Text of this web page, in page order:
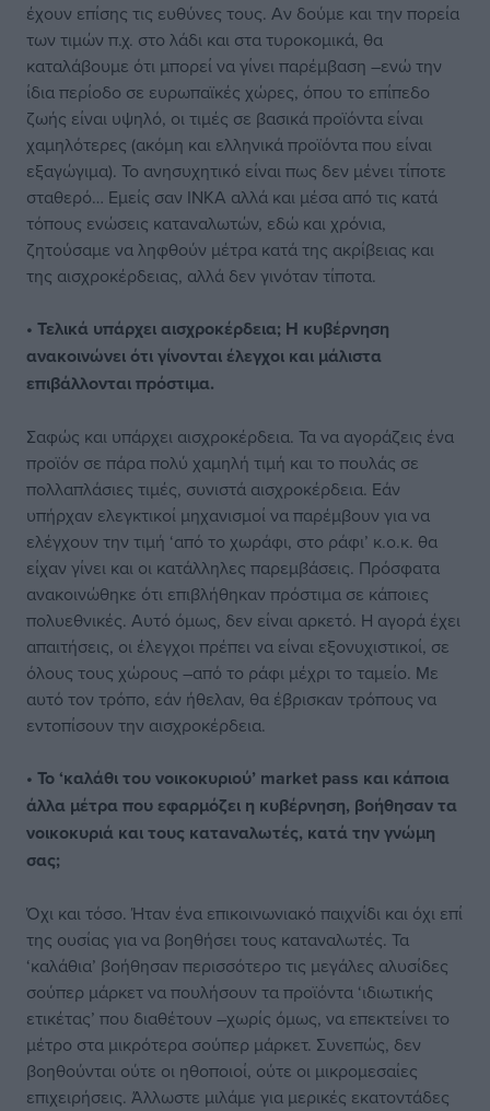
έχουν επίσης τις ευθύνες τους. Αν δούμε και την πορεία
των τιμών π.χ. στο λάδι και στα τυροκομικά, θα
καταλάβουμε ότι μπορεί να γίνει παρέμβαση –ενώ την
ίδια περίοδο σε ευρωπαϊκές χώρες, όπου το επίπεδο
ζωής είναι υψηλό, οι τιμές σε βασικά προϊόντα είναι
χαμηλότερες (ακόμη και ελληνικά προϊόντα που είναι
εξαγώγιμα). Το ανησυχητικό είναι πως δεν μένει τίποτε
σταθερό… Εμείς σαν ΙΝΚΑ αλλά και μέσα από τις κατά
τόπους ενώσεις καταναλωτών, εδώ και χρόνια,
ζητούσαμε να ληφθούν μέτρα κατά της ακρίβειας και
της αισχροκέρδειας, αλλά δεν γινόταν τίποτα.
• Τελικά υπάρχει αισχροκέρδεια; Η κυβέρνηση
ανακοινώνει ότι γίνονται έλεγχοι και μάλιστα
επιβάλλονται πρόστιμα.
Σαφώς και υπάρχει αισχροκέρδεια. Τα να αγοράζεις ένα
προϊόν σε πάρα πολύ χαμηλή τιμή και το πουλάς σε
πολλαπλάσιες τιμές, συνιστά αισχροκέρδεια. Εάν
υπήρχαν ελεγκτικοί μηχανισμοί να παρέμβουν για να
ελέγχουν την τιμή ‘από το χωράφι, στο ράφι’ κ.ο.κ. θα
είχαν γίνει και οι κατάλληλες παρεμβάσεις. Πρόσφατα
ανακοινώθηκε ότι επιβλήθηκαν πρόστιμα σε κάποιες
πολυεθνικές. Αυτό όμως, δεν είναι αρκετό. Η αγορά έχει
απαιτήσεις, οι έλεγχοι πρέπει να είναι εξονυχιστικοί, σε
όλους τους χώρους –από το ράφι μέχρι το ταμείο. Με
αυτό τον τρόπο, εάν ήθελαν, θα έβρισκαν τρόπους να
εντοπίσουν την αισχροκέρδεια.
• Το ‘καλάθι του νοικοκυριού’ market pass και κάποια
άλλα μέτρα που εφαρμόζει η κυβέρνηση, βοήθησαν τα
νοικοκυριά και τους καταναλωτές, κατά την γνώμη
σας;
Όχι και τόσο. Ήταν ένα επικοινωνιακό παιχνίδι και όχι επί
της ουσίας για να βοηθήσει τους καταναλωτές. Τα
‘καλάθια’ βοήθησαν περισσότερο τις μεγάλες αλυσίδες
σούπερ μάρκετ να πουλήσουν τα προϊόντα ‘ιδιωτικής
ετικέτας’ που διαθέτουν –χωρίς όμως, να επεκτείνει το
μέτρο στα μικρότερα σούπερ μάρκετ. Συνεπώς, δεν
βοηθούνται ούτε οι ηθοποιοί, ούτε οι μικρομεσαίες
επιχειρήσεις. Άλλωστε μιλάμε για μερικές εκατοντάδες